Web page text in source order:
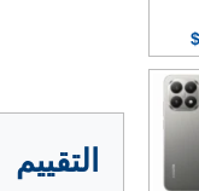
التقييم